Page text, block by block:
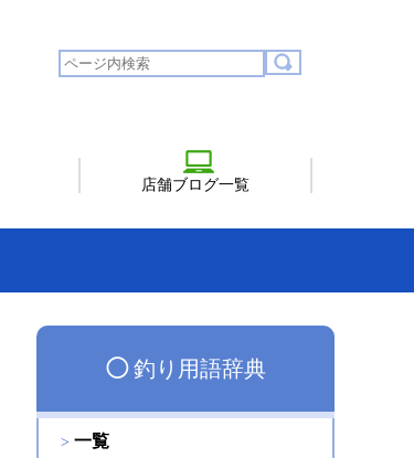
店舗ブログ一覧
◯釣り用語辞典
一覧